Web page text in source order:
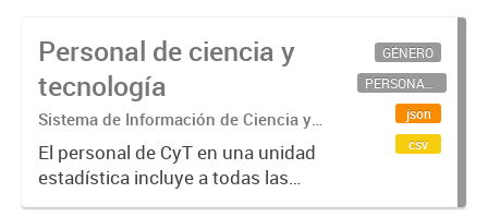
Personal de ciencia y
tecnología
Sistema de Información de Ciencia y
Tecnología Argentino (SICYTAR)
El personal de CyT en una unidad
estadística incluye a todas las
personas involucradas
GÉNERO
PERSONAL CIENTÍFICO-TECNOLÓGICO
json
csv